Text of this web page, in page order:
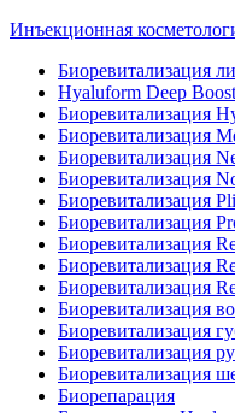
Инъекционная
Биоревитализация
Hyaluform Deep
Биоревитализация
Биоревитализация
Биоревитализация
Биоревитализация
Биоревитализация
Биоревитализация
Биоревитализация
Биоревитализация
Биоревитализация
Биоревитализация
Биоревитализация
Биоревитализация
Биоревитализация
Биорепарация